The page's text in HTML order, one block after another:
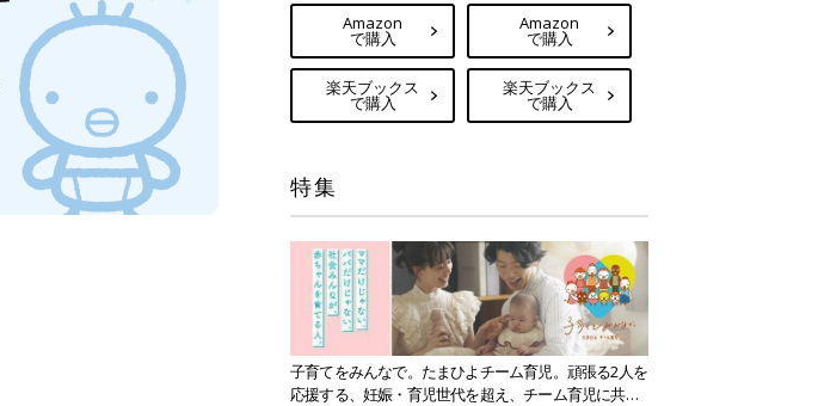
Amazon
で購入
楽天ブックス
で購入
Amazon
で購入
楽天ブックス
で購入
特集
子育てをみんなで。たまひよチーム育児。頑張る2人を
応援する、妊娠・育児世代を超え、チーム育児に共感